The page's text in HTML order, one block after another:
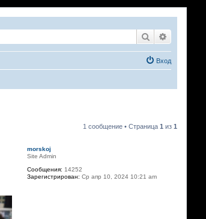
Поиск
Вход
1 сообщение • Страница 1 из 1
morskoj
Site Admin
Сообщения: 14252
Зарегистрирован: Ср апр 10, 2024 10:21 am